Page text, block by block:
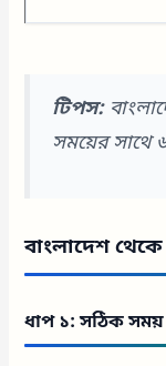
টিপস:
সময়ের সাথে
বাংলাদেশ
ধাপ ১: সঠিক সময়